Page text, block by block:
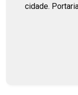
cidade.